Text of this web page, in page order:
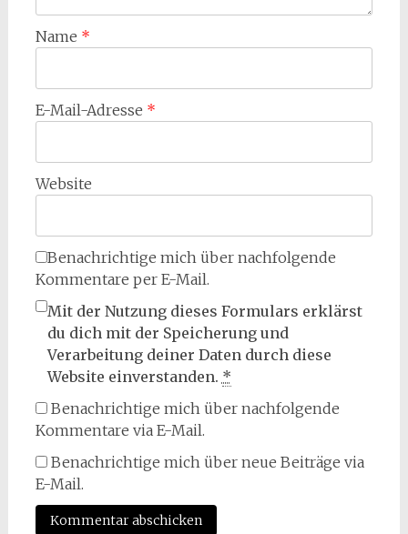
Name *
E-Mail-Adresse *
Website
Benachrichtige mich über nachfolgende
Kommentare per E-Mail.
Mit der Nutzung dieses Formulars erklärst
du dich mit der Speicherung und
Verarbeitung deiner Daten durch diese
Website einverstanden. *
Benachrichtige mich über nachfolgende
Kommentare via E-Mail.
Benachrichtige mich über neue Beiträge via
E-Mail.